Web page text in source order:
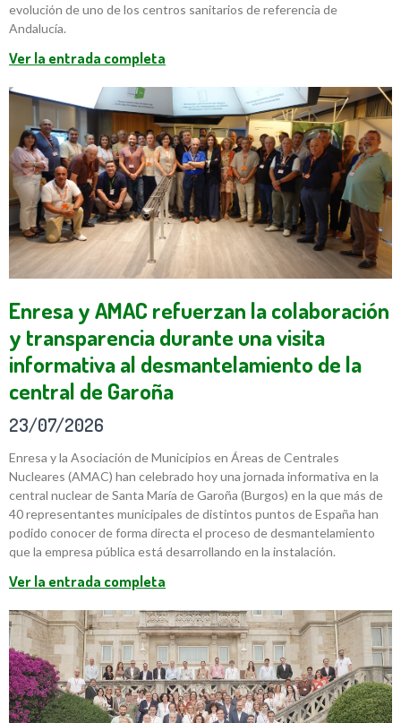
evolución de uno de los centros sanitarios de referencia de
Andalucía.
Ver la entrada completa
Enresa y AMAC refuerzan la colaboración
y transparencia durante una visita
informativa al desmantelamiento de la
central de Garoña
23/07/2026
Enresa y la Asociación de Municipios en Áreas de Centrales
Nucleares (AMAC) han celebrado hoy una jornada informativa en la
central nuclear de Santa María de Garoña (Burgos) en la que más de
40 representantes municipales de distintos puntos de España han
podido conocer de forma directa el proceso de desmantelamiento
que la empresa pública está desarrollando en la instalación.
Ver la entrada completa